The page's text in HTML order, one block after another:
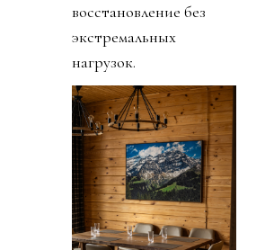
восстановление без
экстремальных
нагрузок.